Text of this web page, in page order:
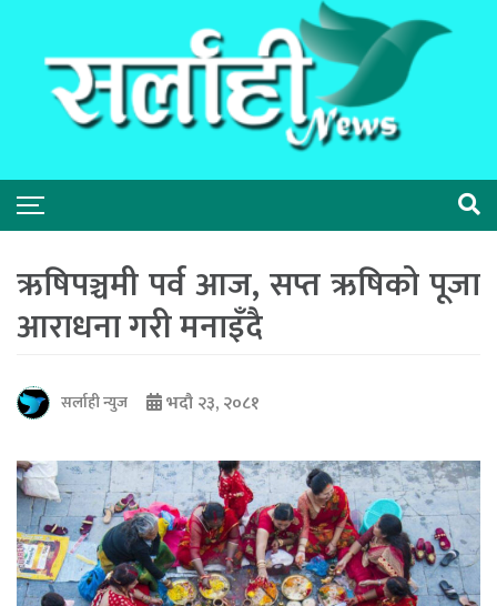
ऋषिपञ्चमी पर्व आज, सप्त ऋषिको पूजा
आराधना गरी मनाइँदै
सर्लाही न्युज भदौ २३, २०८१